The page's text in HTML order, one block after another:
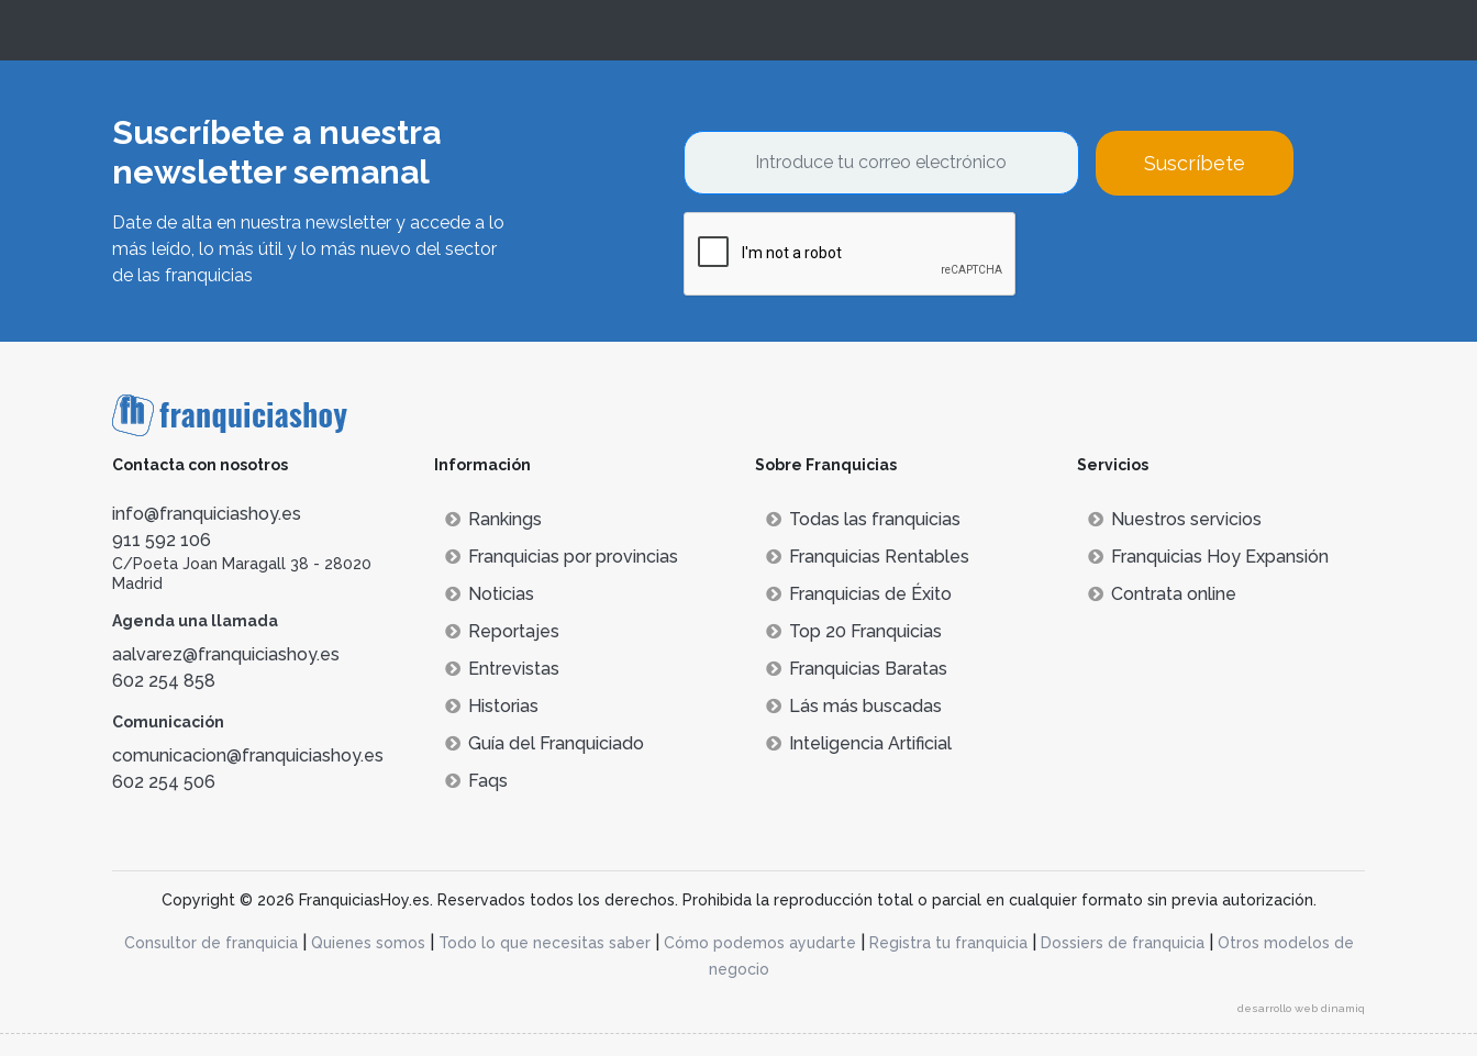
Suscríbete a nuestra
newsletter semanal
Date de alta en nuestra newsletter y accede a lo
más leído, lo más útil y lo más nuevo del sector
de las franquicias
Suscríbete
Contacta con nosotros
info@franquiciashoy.es
911 592 106
C/Poeta Joan Maragall 38 - 28020
Madrid
Agenda una llamada
aalvarez@franquiciashoy.es
602 254 858
Comunicación
comunicacion@franquiciashoy.es
602 254 506
Información
Rankings
Franquicias por provincias
Noticias
Reportajes
Entrevistas
Historias
Guía del Franquiciado
Faqs
Sobre Franquicias
Todas las franquicias
Franquicias Rentables
Franquicias de Éxito
Top 20 Franquicias
Franquicias Baratas
Lás más buscadas
Inteligencia Artificial
Servicios
Nuestros servicios
Franquicias Hoy Expansión
Contrata online
Copyright © 2026 FranquiciasHoy.es. Reservados todos los derechos. Prohibida la reproducción total o parcial en cualquier formato sin previa autorización.
Consultor de franquicia| Quienes somos Todo lo que necesitas saber| Cómo podemos ayudarte Registra tu franquicia| Dossiers de franquicia|
Otros modelos de
negocio
desarrollo web dinamiq